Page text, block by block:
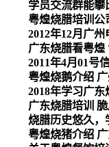
学员交流群能
粤煌烧腊培训公
2012年12月广
广东烧腊看粤煌
2011年4月01号
粤煌烧鹅介绍
2018年学习广
广东烧腊培训
粤煌烧猪介绍